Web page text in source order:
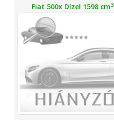
Fiat 500x Dízel 1598 cm3